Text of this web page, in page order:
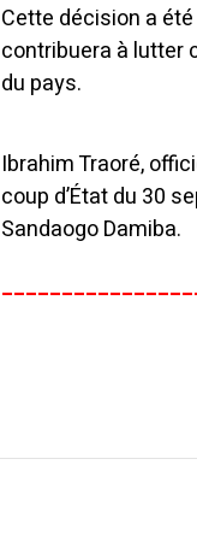
Cette décision a
contribuera à lutter
du pays.
Ibrahim Traoré,
coup d’État du 30
Sandaogo Damiba.